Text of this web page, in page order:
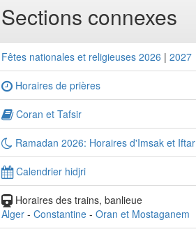
Sections connexes
Fêtes nationales et religieuses 2026 | 2027
Horaires de prières
Coran et Tafsir
Ramadan 2026: Horaires d'Imsak et Iftar
Calendrier hidjri
Horaires des trains, banlieue
Alger - Constantine - Oran et Mostaganem